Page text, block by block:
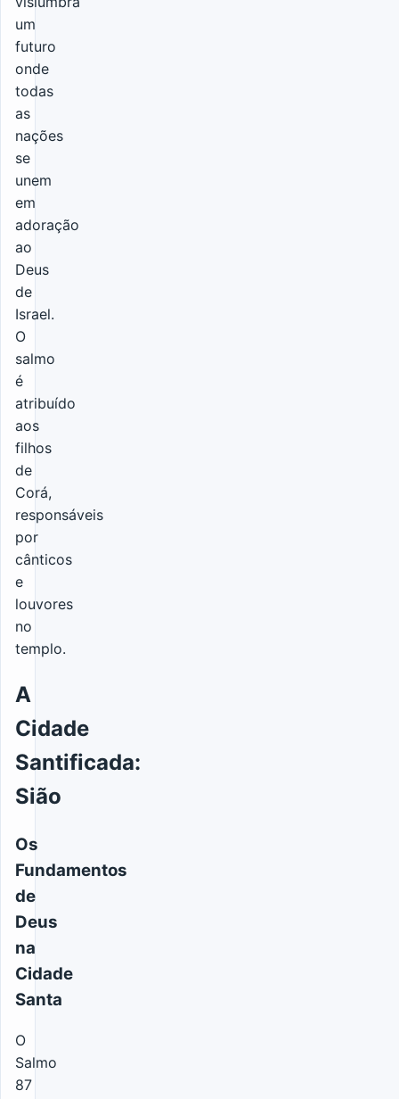
um
futuro
onde
todas
as
nações
se
unem
em
adoração
ao
Deus
de
Israel.
O
salmo
é
atribuído
aos
filhos
de
Corá,
responsáveis
por
cânticos
e
louvores
no
templo.
A
Cidade
Santificada:
Sião
Os
Fundamentos
de
Deus
na
Cidade
Santa
O
Salmo
87